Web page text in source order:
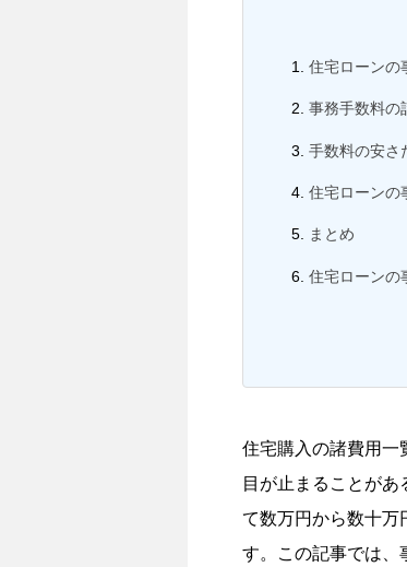
住宅ローンの
事務手数料の
手数料の安さ
住宅ローンの
まとめ
住宅ローンの
住宅購入の諸費用一
目が止まることが
て数万円から数十万
す。この記事では、